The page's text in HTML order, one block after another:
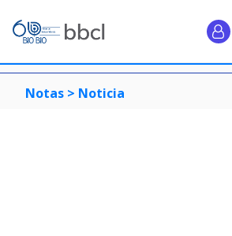
Notas > Noticia